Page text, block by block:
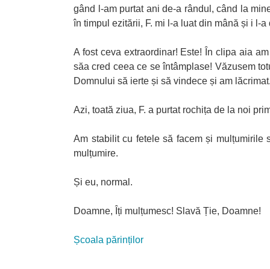
gând l-am purtat ani de-a rândul, când la
în timpul ezitării, F. mi l-a luat din mână și i l-a
A fost ceva extraordinar! Este! În clipa aia
săa cred ceea ce se întâmplase! Văzusem
Domnului să ierte și să vindece și am
Azi, toată ziua, F. a purtat rochița de la noi
Am stabilit cu fetele să facem și mulțumirile
mulțumire.
Și eu, normal.
Doamne, Îți mulțumesc! Slavă Ție, Doamne!
Școala părinților